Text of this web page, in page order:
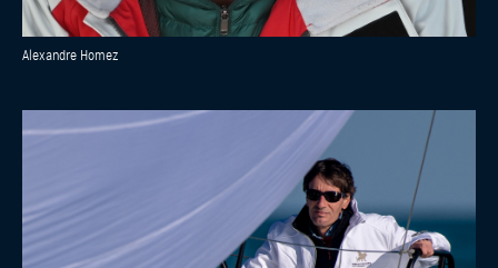
Alexandre Homez